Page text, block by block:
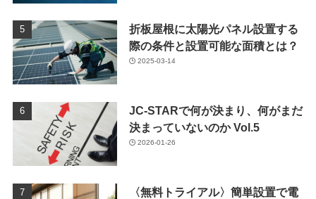
折板屋根に太陽光パネル設置する
際の条件と設置可能な面積とは？
2025-03-14
JC-STARで何が決まり、何がまだ
決まっていないのか Vol.5
2026-01-26
〈無料トライアル〉簡単設置で電